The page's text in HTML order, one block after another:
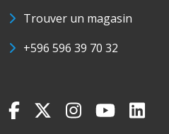
Trouver un magasin
+596 596 39 70 32